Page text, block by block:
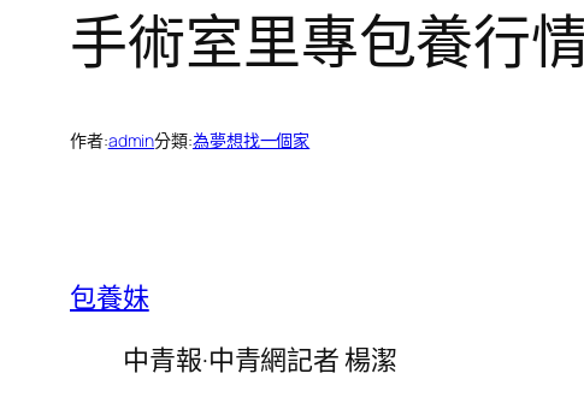
手術室里專包養行
作者:admin分類:為夢想找一個家
包養妹
中青報·中青網記者 楊潔